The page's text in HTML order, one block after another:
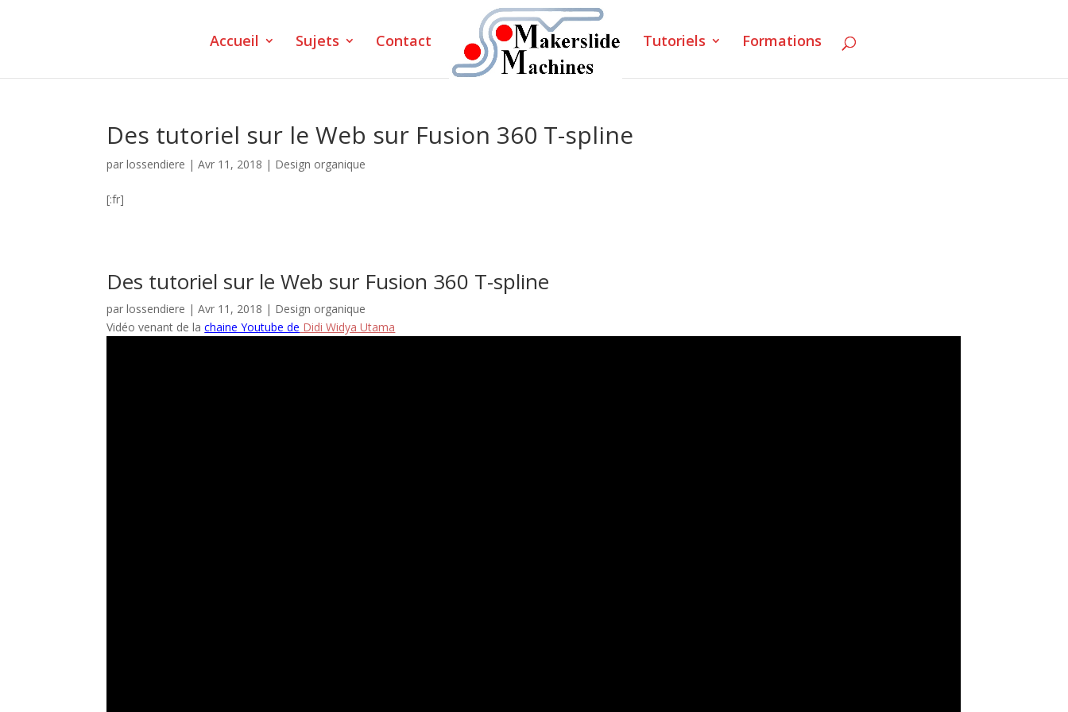
Accueil Sujets Contact Tutoriels Formations
Des tutoriel sur le Web sur Fusion 360 T-spline
parlossendiere |Avr 11, 2018 | Design organique
[:fr]
Des tutoriel sur le Web sur Fusion 360 T-spline
parlossendiere |Avr 11, 2018 | Design organique
Vidéo venant de lachaine Youtube de Didi Widya Utama